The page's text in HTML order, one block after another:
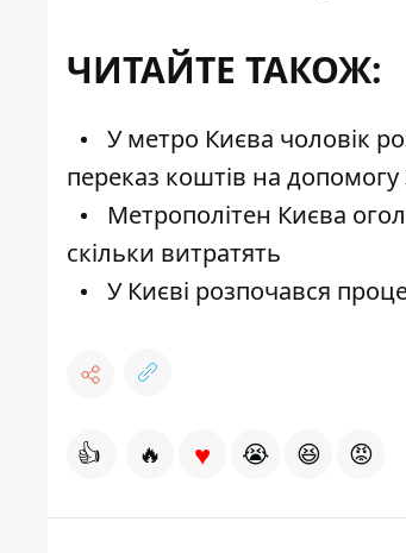
ЧИТАЙТЕ ТАКОЖ:
У метро Києва чоловік
переказ коштів на
Метрополітен Києва
скільки витратять
У Києві розпочався
👍 🔥 ♥ 😭 😆 😡